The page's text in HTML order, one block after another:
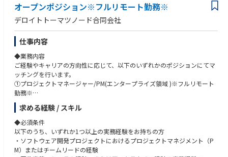
るクラウドサービス基盤の設計
・自動車業界クライアント向け：車両から発信される情報を集約、管理、
活用するグローバル基盤構築
・自動車業界クライアント向け：車両から発信されるデータの蓄積と再利
用のためのDB基盤構築
・電気通信事業クライアント向け：デジタルマーケティングシステムにお
けるAPIリアルタイム連携構築
・小売業クライアント向け：オンプレミスのクラウド移行
・電気ガス事業クライアント向け：生成AIアプリケーション（RAG/AIエー
ジェント）のプロトタイプ、本番開発におけるRAGチューニング・評価な
ど対応
・デジタル通貨のパイロット実験のアドバイザリー
◆取り扱うソリューション
ビジネスのスピードに合わせ、モダンな開発環境を採用しています。
開発手法： アジャイル（スクラム開発）
※クライアントや案件属性によって変更あり。
・AWSなどのクラウドを用いたサーバーレスアプリケーションの開発経験
・マイクロサービス（Microservices）の実装経験
・生成AI（LLM等）を用いたシステムの開発経験
・Web3関連の知識（ブロックチェーン等）
②チーム・組織のマネジメント経験
・開発プロジェクトにおけるチームリードや、メンバーの育成・技術サポ
ート経験
③大規模・高難度なシステムの経験
・大規模システムや、高可用性（止まらないシステム）が求められる環境
での開発・運用保守の経験
オープンポジション※フルリモート勤務※
デロイトトーマツノード合同会社
仕事内容
◆業務内容
ご経験やキャリアの方向性に応じて、以下のいずれかのポジションにてマ
ッチングを行います。
①プロジェクトマネージャー/PM(エンタープライズ領域 )※フルリモート
勤務※
②プロジェクトマネージャー/PM(AI、データ基盤領域)※フルリモート勤務
※
③プロダクトエンジニア（テックリード）※フルリモート勤務※
④AI・データ基盤領域プロダクトエンジニア（テックリード）※フルリモ
ート勤務※
⑤クラウドマイグレーションエンジニア（テックリード）※フルリモート
求める経験 / スキル
◆必須条件
以下のうち、いずれか1つ以上の実務経験をお持ちの方
・ソフトウェア開発プロジェクトにおけるプロジェクトマネジメント（P
M）またはチームリードの経験